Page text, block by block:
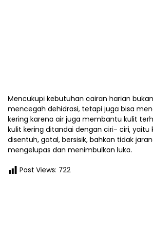
Mencukupi kebutuhan cairan harian
mencegah dehidrasi, tetapi juga bisa
kering karena air juga membantu kulit
kulit kering ditandai dengan ciri- ciri, yaitu
disentuh, gatal, bersisik, bahkan tidak
mengelupas dan menimbulkan luka.
Post Views: 722